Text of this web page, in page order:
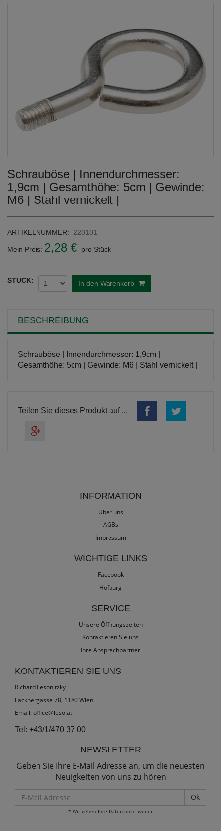
Schrauböse | Innendurchmesser:
1,9cm | Gesamthöhe: 5cm | Gewinde:
M6 | Stahl vernickelt |
ARTIKELNUMMER: 220101
Mein Preis: 2,28 € pro Stück
STÜCK: In den Warenkorb
BESCHREIBUNG
Schrauböse | Innendurchmesser: 1,9cm |
Gesamthöhe: 5cm | Gewinde: M6 | Stahl vernickelt |
Teilen Sie dieses Produkt auf ...
INFORMATION
Über uns
AGBs
Impressum
WICHTIGE LINKS
Facebook
Hofburg
SERVICE
Unsere Öffnungszeiten
Kontaktieren Sie uns
Ihre Ansprechpartner
KONTAKTIEREN SIE UNS
Richard Lesonitzky
Lacknergasse 78, 1180 Wien
Email: office@leso.at
Tel: +43/1/470 37 00
NEWSLETTER
Geben Sie Ihre E-Mail Adresse an, um die neuesten
Neuigkeiten von uns zu hören
Mail
Adresse
* Wir geben Ihre Daten nicht weiter